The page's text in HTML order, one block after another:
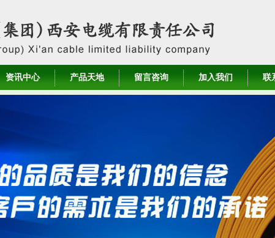
资讯中心 产品天地 留言咨询 加入我们 联